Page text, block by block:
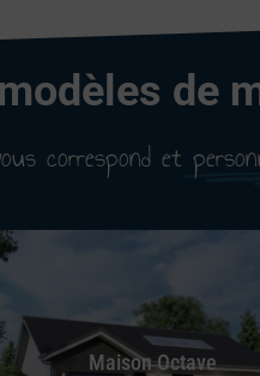
de
correspond et
Maison Octave